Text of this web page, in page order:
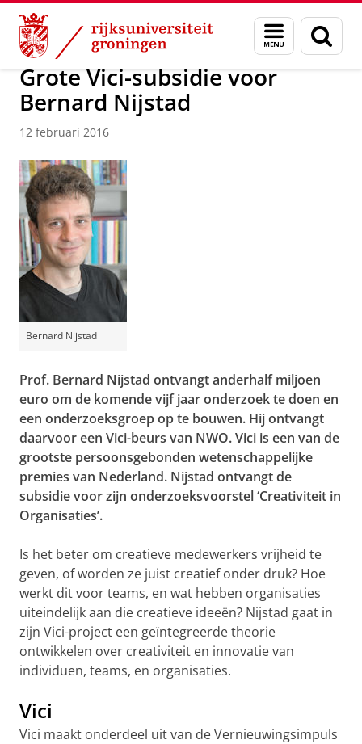
Skip
Content
Skip
Navigation
Menu
en
zoeken
Over ons Actueel Nieuws Nieuwsberichten
Grote Vici-subsidie voor
Bernard Nijstad
12 februari 2016
Bernard Nijstad
Prof. Bernard Nijstad ontvangt anderhalf miljoen
euro om de komende vijf jaar onderzoek te doen en
een onderzoeksgroep op te bouwen. Hij ontvangt
daarvoor een Vici-beurs van NWO. Vici is een van de
grootste persoonsgebonden wetenschappelijke
premies van Nederland. Nijstad ontvangt de
subsidie voor zijn onderzoeksvoorstel ‘Creativiteit in
Organisaties’.
Is het beter om creatieve medewerkers vrijheid te
geven, of worden ze juist creatief onder druk? Hoe
werkt dit voor teams, en wat hebben organisaties
uiteindelijk aan die creatieve ideeën? Nijstad gaat in
zijn Vici-project een geïntegreerde theorie
ontwikkelen over creativiteit en innovatie van
individuen, teams, en organisaties.
Vici
Vici maakt onderdeel uit van de Vernieuwingsimpuls